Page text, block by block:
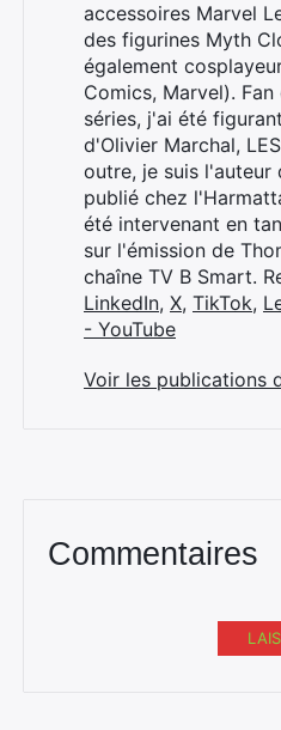
accessoires Marvel
des figurines Myth
également
Comics, Marvel).
séries, j'ai été
d'Olivier Marchal,
outre, je suis l'auteur
publié chez
été intervenant en
sur l'émission de
chaîne TV B Smart.
LinkedIn, X, TikTok,
- YouTube
Voir les publications
Commentaires